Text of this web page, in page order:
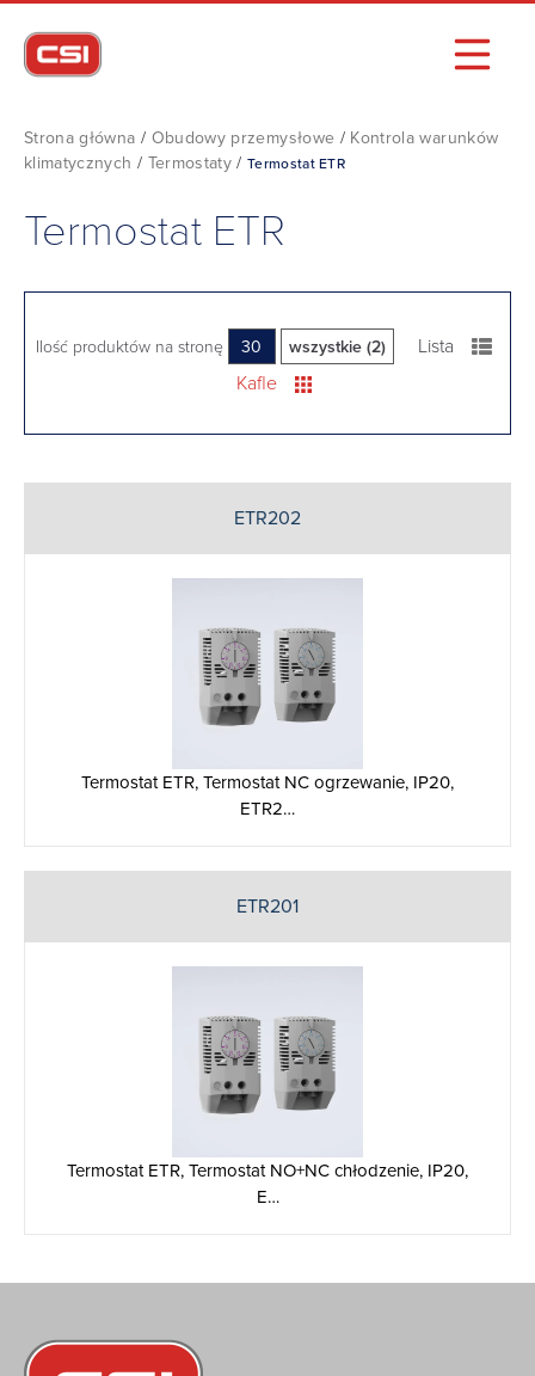
Strona główna / Obudowy przemysłowe / Kontrola warunków
klimatycznych / Termostaty /Termostat ETR
Termostat ETR
Ilość produktów na stronę 30 wszystkie (2)
Lista
Kafle
ETR202
Termostat ETR, Termostat NC ogrzewanie, IP20,
ETR2…
ETR201
Termostat ETR, Termostat NO+NC chłodzenie, IP20,
E…